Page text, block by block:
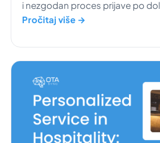
i nezgodan proces prijave po
Vjerojatno ne baš ugodno, i to
ne. Jeste li znali da je 61%
Pročitaj više →